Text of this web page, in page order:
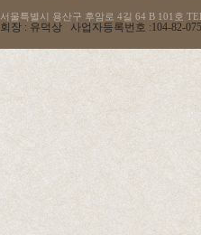
서울특별시 용산구 후암로 4길 64 B 101호
회장 : 유덕상 사업자등록번호 :104-82-